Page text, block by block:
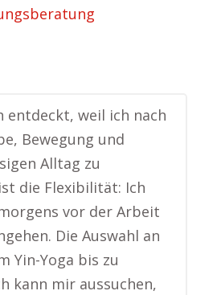
entdeckt, weil ich nach
Bewegung und
Alltag zu
die Flexibilität: Ich
vor der Arbeit
Die Auswahl an
Yin-Yoga bis zu
kann mir aussuchen,